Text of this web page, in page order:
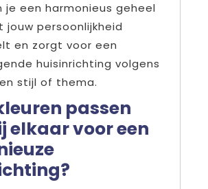
je een harmonieus geheel
jouw persoonlijkheid
en zorgt voor een
huisinrichting volgens
stijl of thema.
passen
elkaar voor een